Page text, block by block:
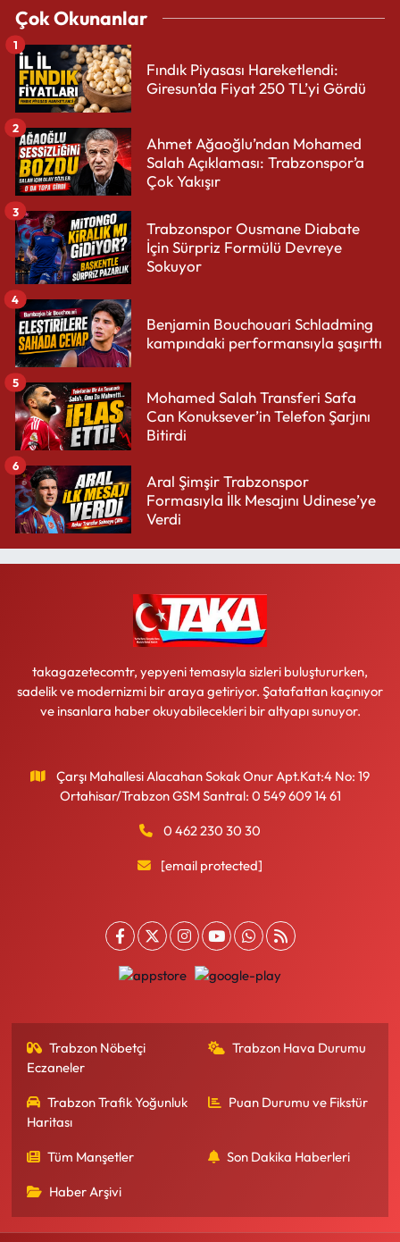
Çok Okunanlar
Fındık Piyasası Hareketlendi:
Giresun’da Fiyat 250 TL’yi Gördü
1
Ahmet Ağaoğlu’ndan Mohamed
Salah Açıklaması: Trabzonspor’a
Çok Yakışır
2
Trabzonspor Ousmane Diabate
İçin Sürpriz Formülü Devreye
Sokuyor
3
Benjamin Bouchouari Schladming
kampındaki performansıyla şaşırttı
4
Mohamed Salah Transferi Safa
Can Konuksever’in Telefon Şarjını
Bitirdi
5
Aral Şimşir Trabzonspor
Formasıyla İlk Mesajını Udinese’ye
Verdi
6
takagazetecomtr, yepyeni temasıyla sizleri buluştururken,
sadelik ve modernizmi bir araya getiriyor. Şatafattan kaçınıyor
ve insanlara haber okuyabilecekleri bir altyapı sunuyor.
Çarşı Mahallesi Alacahan Sokak Onur Apt.Kat:4 No: 19
Ortahisar/Trabzon GSM Santral: 0 549 609 14 61
0 462 230 30 30
[email protected]
Trabzon Nöbetçi
Eczaneler
Trabzon Hava Durumu
Trabzon Trafik Yoğunluk
Haritası
Puan Durumu ve Fikstür
Tüm Manşetler Son Dakika Haberleri
Haber Arşivi